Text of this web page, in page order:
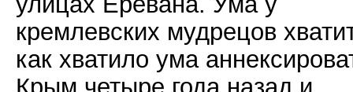
кремлевских мудрецов
как хватило ума
Крым четыре года назад и